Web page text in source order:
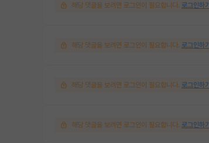
해당 댓글을 보려면 로그인이 필요합니다. 로그인하기
해당 댓글을 보려면 로그인이 필요합니다. 로그인하기
해당 댓글을 보려면 로그인이 필요합니다. 로그인하기
해당 댓글을 보려면 로그인이 필요합니다. 로그인하기